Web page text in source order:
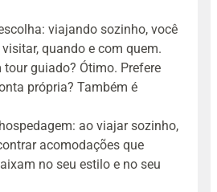
viajando sozinho, você
quando e com quem.
tour guiado? Ótimo. Prefere
própria? Também é
ao viajar sozinho,
acomodações que
no seu estilo e no seu